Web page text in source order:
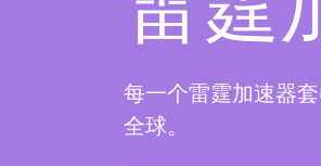
每一个雷霆加速器
全球。